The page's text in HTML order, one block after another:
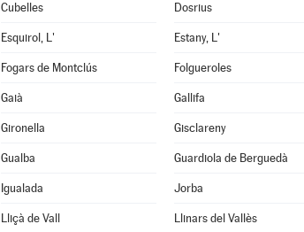
Cubelles Dosrius
Esquirol, L' Estany, L'
Fogars de Montclús Folgueroles
Gaià Gallifa
Gironella Gisclareny
Gualba Guardiola de Berguedà
Igualada Jorba
Lliçà de Vall Llinars del Vallès